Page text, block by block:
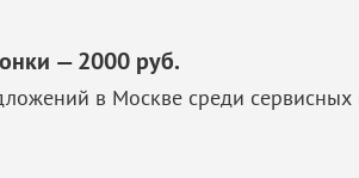
— 2000 руб.
в Москве среди сервисных